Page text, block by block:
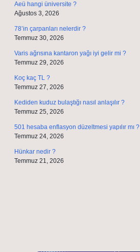
Aeü hangi üniversite ?
Ağustos 3, 2026
78’in çarpanları nelerdir ?
Temmuz 30, 2026
Varis ağrısına kantaron yağı iyi gelir mi ?
Temmuz 29, 2026
Koç kaç TL ?
Temmuz 27, 2026
Kediden kuduz bulaştığı nasıl anlaşılır ?
Temmuz 25, 2026
501 hesaba enflasyon düzeltmesi yapılır mı ?
Temmuz 24, 2026
Hünkar nedir ?
Temmuz 21, 2026